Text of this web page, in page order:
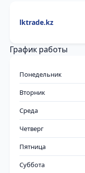
lktrade.kz
График работы
Понедельник
Вторник
Среда
Четверг
Пятница
Суббота